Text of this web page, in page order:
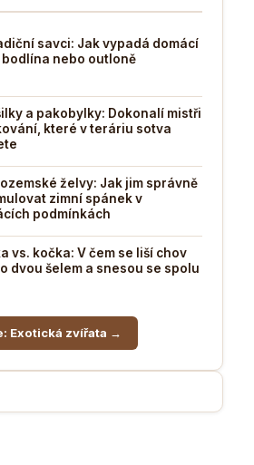
savci: Jak vypadá domácí
bodlína nebo outloně
a pakobylky: Dokonalí mistři
které v teráriu sotva
želvy: Jak jim správně
zimní spánek v
podmínkách
vs. kočka: V čem se liší chov
dvou šelem a snesou se spolu
Exotická zvířata →